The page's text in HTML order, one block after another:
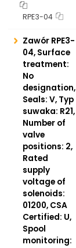
RPE3-04
Zawór RPE3-
04, Surface
treatment:
No
designation,
Seals: V, Typ
suwaka: R21,
Number of
valve
positions: 2,
Rated
supply
voltage of
solenoids:
01200, CSA
Certified: U,
Spool
monitoring: